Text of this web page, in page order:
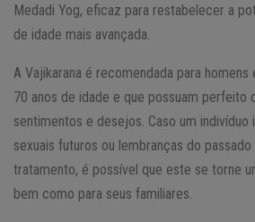
Medadi Yog, eficaz para restabelecer a
de idade mais avançada.
A Vajikarana é recomendada para
70 anos de idade e que possuam perfeito
sentimentos e desejos. Caso um
sexuais futuros ou lembranças do
tratamento, é possível que este se torne
bem como para seus familiares.